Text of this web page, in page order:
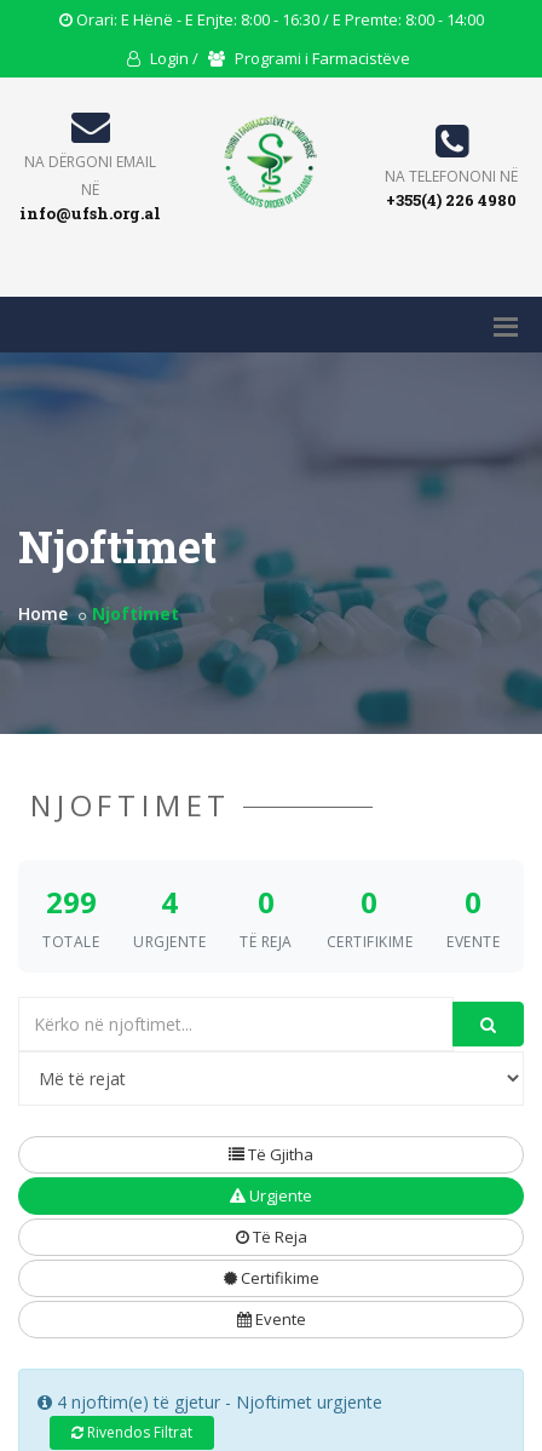
Opening
Orari: E Hënë - E Enjte: 8:00 - 16:30 / E Premte: 8:00 - 14:00
User
Login /
Users
Programi i Farmacistëve
Email
NA DËRGONI EMAIL
NË
info@ufsh.org.al
Phone
Icon
NA TELEFONONI NË
+355(4) 226 4980
Njoftimet
Home Njoftimet
NJOFTIMET
299
TOTALE
4
URGJENTE
0
TË REJA
0
CERTIFIKIME
0
EVENTE
Të Gjitha
Urgjente
Të Reja
Certifikime
Evente
4 njoftim(e) të gjetur - Njoftimet urgjente
Rivendos Filtrat